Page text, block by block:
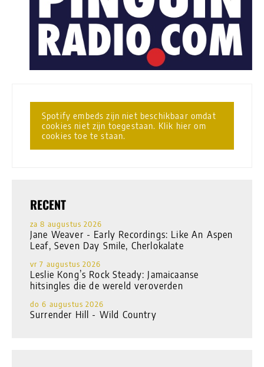
Spotify embeds zijn niet beschikbaar omdat
cookies niet zijn toegestaan. Klik hier om
cookies toe te staan.
RECENT
za 8 augustus 2026
Jane Weaver - Early Recordings: Like An Aspen
Leaf, Seven Day Smile, Cherlokalate
vr 7 augustus 2026
Leslie Kong’s Rock Steady: Jamaicaanse
hitsingles die de wereld veroverden
do 6 augustus 2026
Surrender Hill - Wild Country